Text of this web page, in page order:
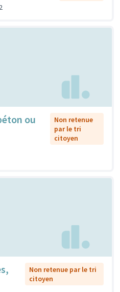
2
ou
Non retenue
par le tri
citoyen
Non retenue par le tri
citoyen